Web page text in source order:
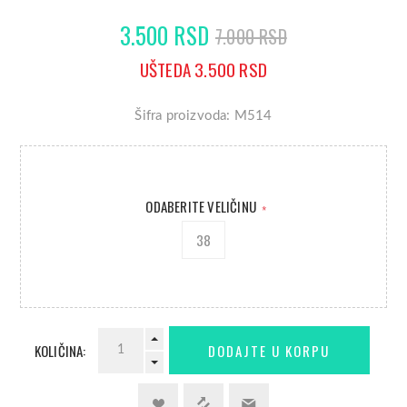
3.500 RSD 7.000 RSD
UŠTEDA 3.500 RSD
Šifra proizvoda: M514
ODABERITE VELIČINU *
38
KOLIČINA: